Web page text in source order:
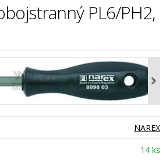
PL6/PH2,
NAREX
14 ks